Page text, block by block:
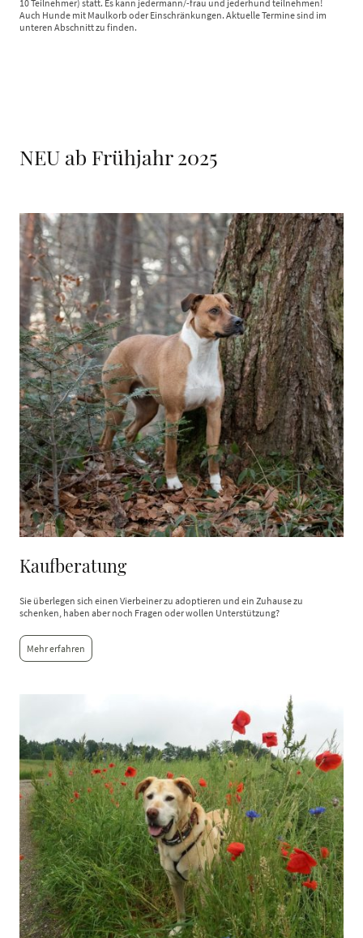
10 Teilnehmer) statt. Es kann jedermann/-frau und jederhund teilnehmen!
Auch Hunde mit Maulkorb oder Einschränkungen. Aktuelle Termine sind im
unteren Abschnitt zu finden.
NEU ab Frühjahr 2025
Kaufberatung
Sie überlegen sich einen Vierbeiner zu adoptieren und ein Zuhause zu
schenken, haben aber noch Fragen oder wollen Unterstützung?
Mehr erfahren